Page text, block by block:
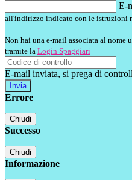
E-
all'indirizzo indicato con le istruzioni
Non hai una e-mail associata al nome
tramite la Login Spaggiari
E-mail inviata, si prega di
Errore
Chiudi
Successo
Chiudi
Informazione